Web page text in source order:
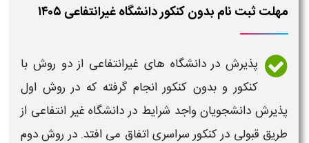
مهلت ثبت نام بدون کنکور دانشگاه غیرانتفاعی ۱۴۰۵​
پذیرش دردانشگاه های غیرانتفاعی از دو روش با
کنکور وبدون کنکورانجام گرفته که در روش اول
پذیرش دانشجویان واجد شرایط دردانشگاه غیر انتفاعی از
طریق قبولی درکنکور سراسریاتفاق می افتد. در روش دوم